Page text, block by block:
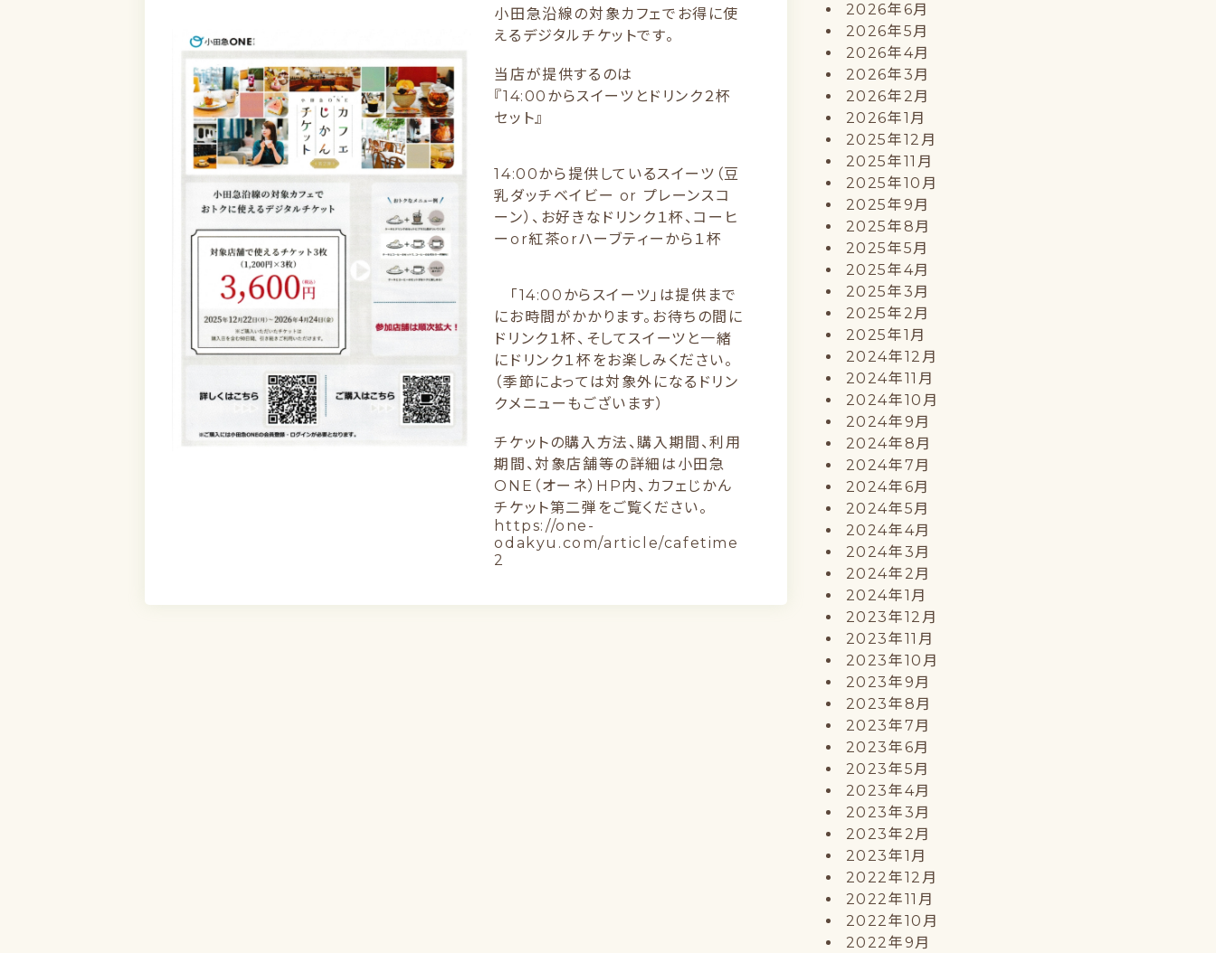
小田急沿線の対象カフェでお得に使
えるデジタルチケットです。
当店が提供するのは
『14:00からスイーツとドリンク２杯
セット』
14:00から提供しているスイーツ（豆
乳ダッチベイビー or プレーンスコ
ーン）、お好きなドリンク１杯、コーヒ
ーor紅茶orハーブティーから１杯
「14:00からスイーツ」は提供まで
にお時間がかかります。お待ちの間に
ドリンク１杯、そしてスイーツと一緒
にドリンク１杯をお楽しみください。
（季節によっては対象外になるドリン
クメニューもございます）
チケットの購入方法、購入期間、利用
期間、対象店舗等の詳細は 小田急
ONE（オーネ）HP内、カフェじかん
チケット第二弾 をご覧ください。
https://one-
odakyu.com/article/cafetime
2
2026年6月
2026年5月
2026年4月
2026年3月
2026年2月
2026年1月
2025年12月
2025年11月
2025年10月
2025年9月
2025年8月
2025年5月
2025年4月
2025年3月
2025年2月
2025年1月
2024年12月
2024年11月
2024年10月
2024年9月
2024年8月
2024年7月
2024年6月
2024年5月
2024年4月
2024年3月
2024年2月
2024年1月
2023年12月
2023年11月
2023年10月
2023年9月
2023年8月
2023年7月
2023年6月
2023年5月
2023年4月
2023年3月
2023年2月
2023年1月
2022年12月
2022年11月
2022年10月
2022年9月